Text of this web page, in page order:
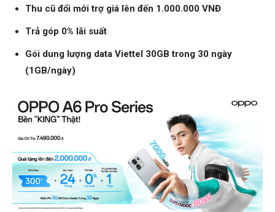
Thu cũ đổi mới trợ giá lên đến 1.000.000 VNĐ
Trả góp 0% lãi suất
Gói dung lượng data Viettel 30GB trong 30 ngày
(1GB/ngày)